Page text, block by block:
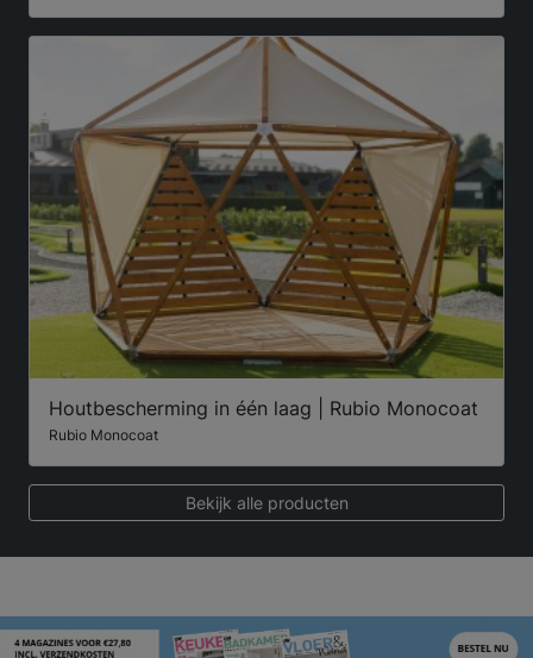
Houtbescherming in één laag | Rubio Monocoat
Rubio Monocoat
Bekijk alle producten